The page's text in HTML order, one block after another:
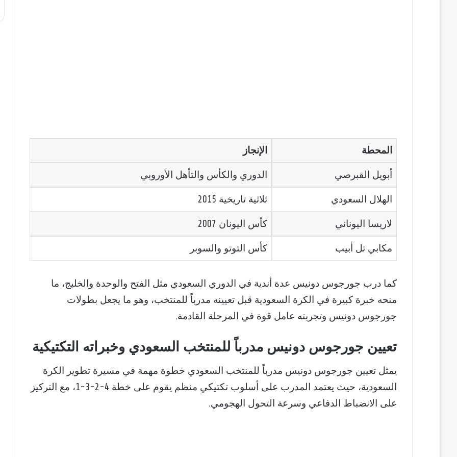
المحطة الإنجاز
أبويل القبرصي الدوري والكأس والتأهل الأوروبي
الهلال السعودي ثلاثية تاريخية 2015
لاريسا اليوناني كأس اليونان 2007
مكابي تل أبيب كأس التوتو والسوبر
كما درب جورجوس دونيس عدة أندية في الدوري السعودي مثل الفتح والوحدة والخليج، ما
منحه خبرة كبيرة في الكرة السعودية قبل تعيينه مدرباً للمنتخب، وهو ما يجعل بطولات
جورجوس دونيس وتجربته عامل قوة في المرحلة القادمة.
تعيين جورجوس دونيس مدرباً للمنتخب السعودي وخبراته التكتيكية
يمثل تعيين جورجوس دونيس مدرباً للمنتخب السعودي خطوة مهمة في مسيرة تطوير الكرة
السعودية، حيث يعتمد المدرب على أسلوب تكتيكي منظم يقوم على خطة 4-2-3-1، مع التركيز
على الانضباط الدفاعي وسرعة التحول الهجومي.